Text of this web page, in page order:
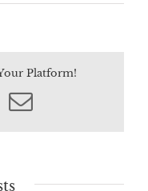
Platform!
Pinterest
Email